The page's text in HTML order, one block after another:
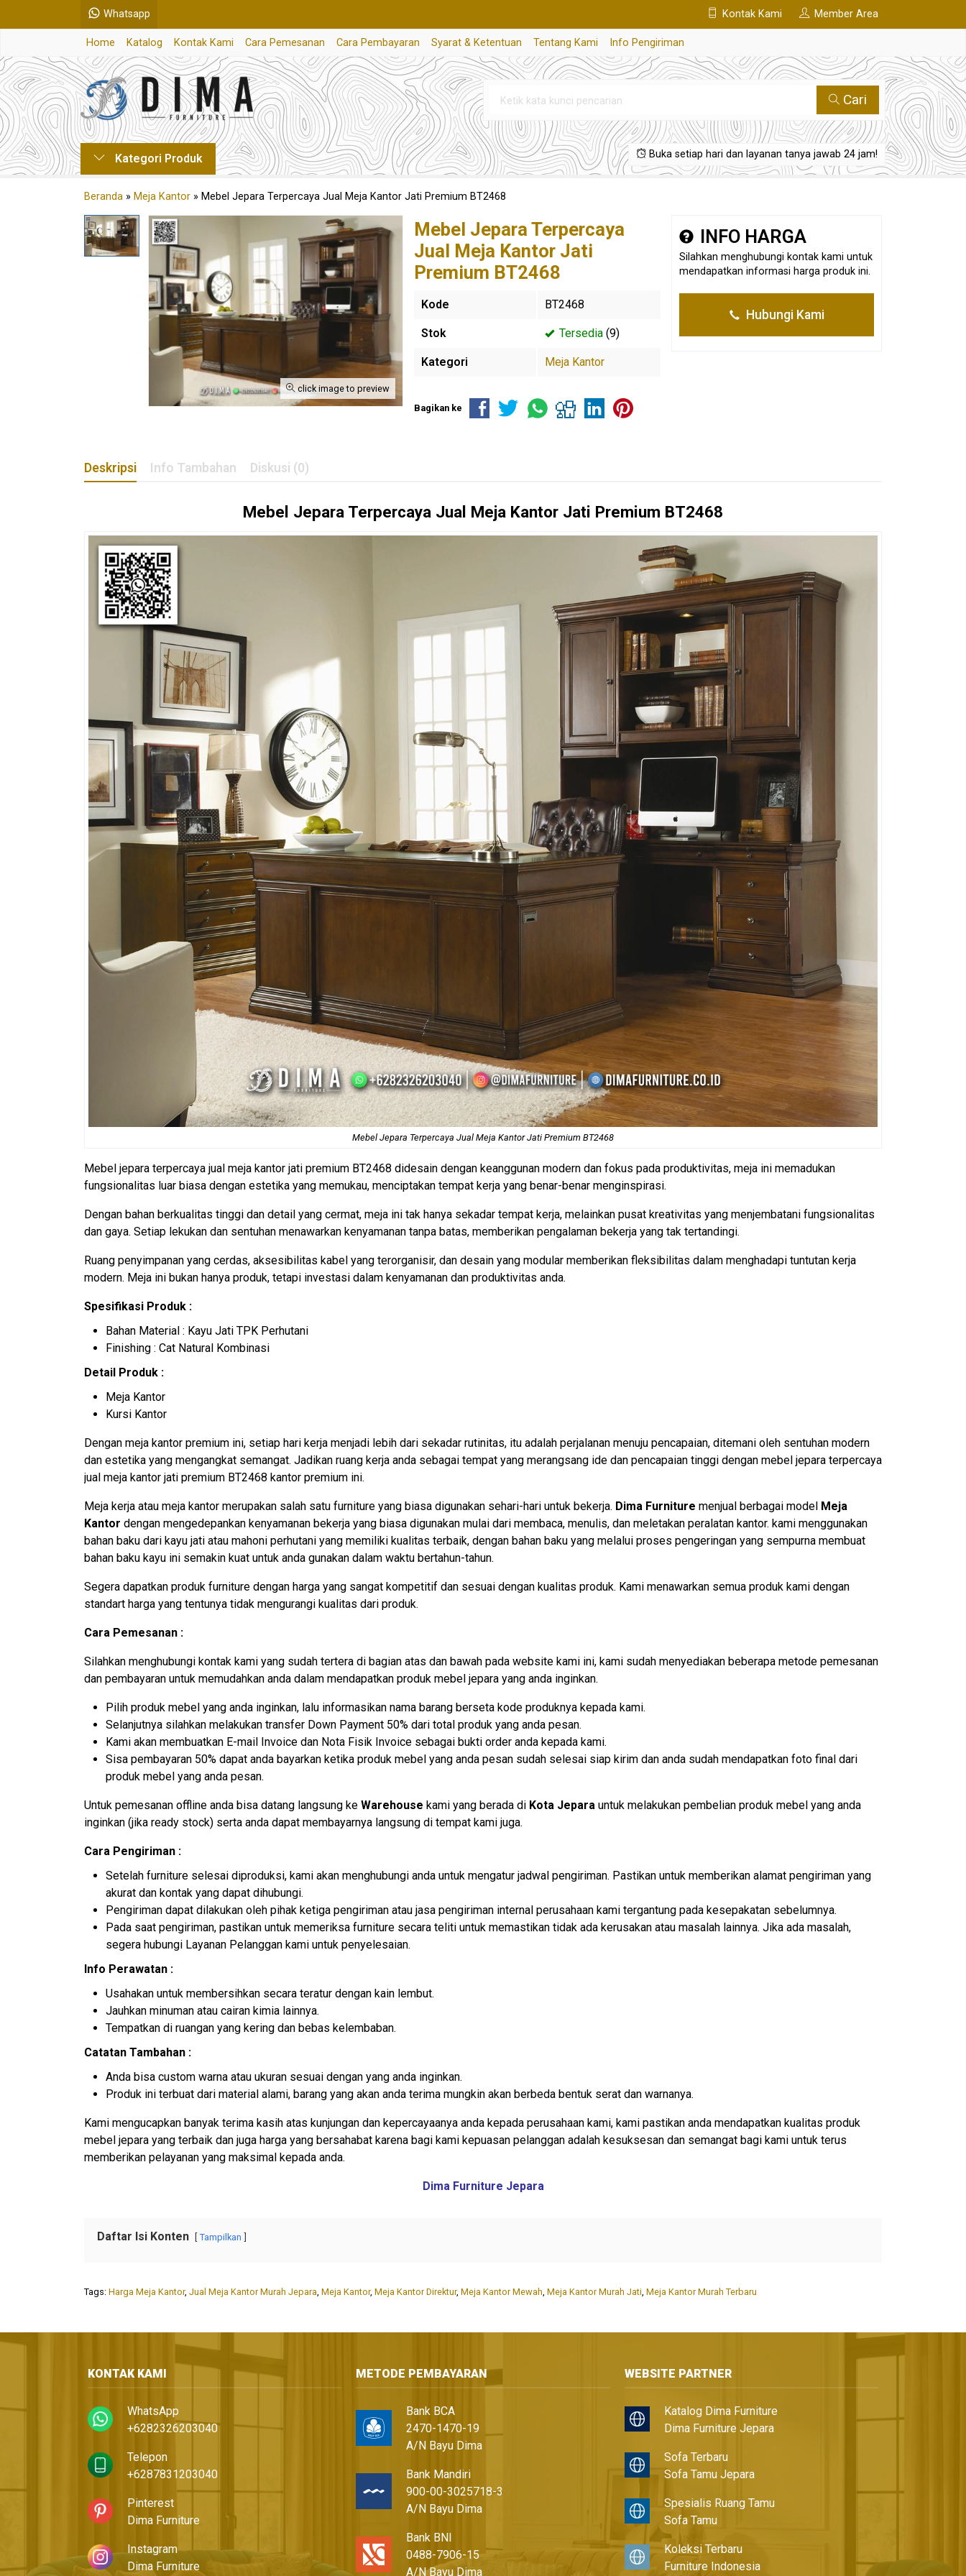
Whatsapp Kontak Kami Member Area
Home Katalog Kontak Kami Cara Pemesanan Cara Pembayaran Syarat & Ketentuan Tentang Kami Info Pengiriman
Cari
Kategori Produk Buka setiap hari dan layanan tanya jawab 24 jam!
Beranda » Meja Kantor » Mebel Jepara Terpercaya Jual Meja Kantor Jati Premium BT2468
click image to preview
Mebel Jepara Terpercaya
Jual Meja Kantor Jati
Premium BT2468
Kode BT2468
Stok Tersedia (9)
Kategori Meja Kantor
INFO HARGA
Silahkan menghubungi kontak kami untuk
mendapatkan informasi harga produk ini.
Hubungi Kami
Bagikan ke
Deskripsi Info Tambahan Diskusi (0)
Mebel Jepara Terpercaya Jual Meja Kantor Jati Premium BT2468
Mebel Jepara Terpercaya Jual Meja KantorJati Premium BT2468
Mebel jepara terpercaya jual meja kantor jati premium BT2468 didesain dengan keanggunan modern dan fokus pada produktivitas, meja ini memadukan
fungsionalitas luar biasa dengan estetika yang memukau, menciptakan tempat kerja yang benar-benar menginspirasi.
Dengan bahan berkualitas tinggi dan detail yang cermat, meja ini tak hanya sekadar tempat kerja, melainkan pusat kreativitas yang menjembatani fungsionalitas
dan gaya. Setiap lekukan dan sentuhan menawarkan kenyamanan tanpa batas, memberikan pengalaman bekerja yang tak tertandingi.
Ruang penyimpanan yang cerdas, aksesibilitas kabel yang terorganisir, dan desain yang modular memberikan fleksibilitas dalam menghadapi tuntutan kerja
modern. Meja ini bukan hanya produk, tetapi investasi dalam kenyamanan dan produktivitas anda.
Spesifikasi Produk :
Bahan Material : Kayu Jati TPK Perhutani
Finishing : Cat Natural Kombinasi
Detail Produk :
Meja Kantor
Kursi Kantor
Dengan meja kantor premium ini, setiap hari kerja menjadi lebih dari sekadar rutinitas, itu adalah perjalanan menuju pencapaian, ditemani oleh sentuhan modern
dan estetika yang mengangkat semangat. Jadikan ruang kerja anda sebagai tempat yang merangsang ide dan pencapaian tinggi dengan mebel jepara terpercaya
jual meja kantor jati premium BT2468 kantor premium ini.
Meja kerja atau meja kantor merupakan salah satu furniture yang biasa digunakan sehari-hari untuk bekerja. Dima Furniture menjual berbagai model Meja
Kantor dengan mengedepankan kenyamanan bekerja yang biasa digunakan mulai dari membaca, menulis, dan meletakan peralatan kantor. kami menggunakan
bahan baku dari kayu jati atau mahoni perhutani yang memiliki kualitas terbaik, dengan bahan baku yang melalui proses pengeringan yang sempurna membuat
bahan baku kayu ini semakin kuat untuk anda gunakan dalam waktu bertahun-tahun.
Segera dapatkan produk furniture dengan harga yang sangat kompetitif dan sesuai dengan kualitas produk. Kami menawarkan semua produk kami dengan
standart harga yang tentunya tidak mengurangi kualitas dari produk.
Cara Pemesanan :
Silahkan menghubungi kontak kami yang sudah tertera di bagian atas dan bawah pada website kami ini, kami sudah menyediakan beberapa metode pemesanan
dan pembayaran untuk memudahkan anda dalam mendapatkan produk mebel jepara yang anda inginkan.
Pilih produk mebel yang anda inginkan, lalu informasikan nama barang berseta kode produknya kepada kami.
Selanjutnya silahkan melakukan transfer Down Payment 50% dari total produk yang anda pesan.
Kami akan membuatkan E-mail Invoice dan Nota Fisik Invoice sebagai bukti order anda kepada kami.
Sisa pembayaran 50% dapat anda bayarkan ketika produk mebel yang anda pesan sudah selesai siap kirim dan anda sudah mendapatkan foto final dari
produk mebel yang anda pesan.
Untuk pemesanan offline anda bisa datang langsung ke Warehouse kami yang berada di Kota Jepara untuk melakukan pembelian produk mebel yang anda
inginkan (jika ready stock) serta anda dapat membayarnya langsung di tempat kami juga.
Cara Pengiriman :
Setelah furniture selesai diproduksi, kami akan menghubungi anda untuk mengatur jadwal pengiriman. Pastikan untuk memberikan alamat pengiriman yang
akurat dan kontak yang dapat dihubungi.
Pengiriman dapat dilakukan oleh pihak ketiga pengiriman atau jasa pengiriman internal perusahaan kami tergantung pada kesepakatan sebelumnya.
Pada saat pengiriman, pastikan untuk memeriksa furniture secara teliti untuk memastikan tidak ada kerusakan atau masalah lainnya. Jika ada masalah,
segera hubungi Layanan Pelanggan kami untuk penyelesaian.
Info Perawatan :
Usahakan untuk membersihkan secara teratur dengan kain lembut.
Jauhkan minuman atau cairan kimia lainnya.
Tempatkan di ruangan yang kering dan bebas kelembaban.
Catatan Tambahan :
Anda bisa custom warna atau ukuran sesuai dengan yang anda inginkan.
Produk ini terbuat dari material alami, barang yang akan anda terima mungkin akan berbeda bentuk serat dan warnanya.
Kami mengucapkan banyak terima kasih atas kunjungan dan kepercayaanya anda kepada perusahaan kami, kami pastikan anda mendapatkan kualitas produk
mebel jepara yang terbaik dan juga harga yang bersahabat karena bagi kami kepuasan pelanggan adalah kesuksesan dan semangat bagi kami untuk terus
memberikan pelayanan yang maksimal kepada anda.
Dima Furniture Jepara
Daftar Isi Konten Tampilkan
Tags: Harga Meja Kantor, Jual Meja Kantor Murah Jepara, Meja Kantor, Meja Kantor Direktur, Meja Kantor Mewah, Meja Kantor Murah Jati, Meja Kantor Murah Terbaru
KONTAK KAMI
WhatsApp
+6282326203040
Telepon
+6287831203040
Pinterest
Dima Furniture
Instagram
Dima Furniture
METODE PEMBAYARAN
Bank BCA
2470-1470-19
A/N Bayu Dima
Bank Mandiri
900-00-3025718-3
A/N Bayu Dima
Bank BNI
0488-7906-15
A/N Bayu Dima
WEBSITE PARTNER
Katalog Dima Furniture
Dima Furniture Jepara
Sofa Terbaru
Sofa Tamu Jepara
Spesialis Ruang Tamu
Sofa Tamu
Koleksi Terbaru
Furniture Indonesia